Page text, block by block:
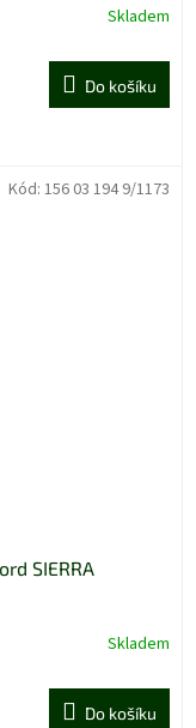
Skladem
Do košíku
SIERRA
Skladem
Do košíku
Kód: 156 03 194 9/1173